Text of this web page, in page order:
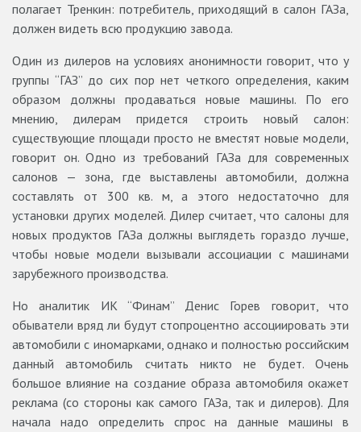
полагает Тренкин: потребитель, приходящий в салон ГАЗа,
должен видеть всю продукцию завода.
Один из дилеров на условиях анонимности говорит, что у
группы “ГАЗ” до сих пор нет четкого определения, каким
образом должны продаваться новые машины. По его
мнению, дилерам придется строить новый салон:
существующие площади просто не вместят новые модели,
говорит он. Одно из требований ГАЗа для современных
салонов — зона, где выставлены автомобили, должна
составлять от 300 кв. м, а этого недостаточно для
установки других моделей. Дилер считает, что салоны для
новых продуктов ГАЗа должны выглядеть гораздо лучше,
чтобы новые модели вызывали ассоциации с машинами
зарубежного производства.
Но аналитик ИК “Финам” Денис Горев говорит, что
обыватели вряд ли будут стопроцентно ассоциировать эти
автомобили с иномарками, однако и полностью российским
данный автомобиль считать никто не будет. Очень
большое влияние на создание образа автомобиля окажет
реклама (со стороны как самого ГАЗа, так и дилеров). Для
начала надо определить спрос на данные машины в